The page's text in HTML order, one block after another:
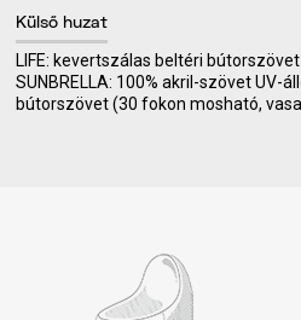
Külső huzat
LIFE: kevertszálas beltéri
SUNBRELLA: 100% akril-szövet UV-
bútorszövet (30 fokon mosható,